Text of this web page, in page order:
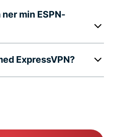
min ESPN-
ExpressVPN?